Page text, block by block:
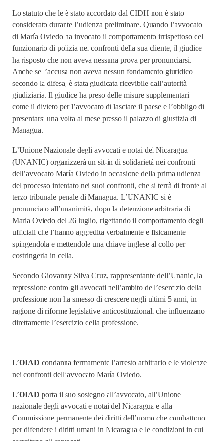
Lo statuto che le è stato accordato dal CIDH non è stato
considerato durante l’udienza preliminare. Quando l’avvocato
di María Oviedo ha invocato il comportamento irrispettoso del
funzionario di polizia nei confronti della sua cliente, il giudice
ha risposto che non aveva nessuna prova per pronunciarsi.
Anche se l’accusa non aveva nessun fondamento giuridico
secondo la difesa, è stata giudicata ricevibile dall’autorità
giudiziaria. Il giudice ha preso delle misure supplementari
come il divieto per l’avvocato di lasciare il paese e l’obbligo di
presentarsi una volta al mese presso il palazzo di giustizia di
Managua.
L’Unione Nazionale degli avvocati e notai del Nicaragua
(UNANIC) organizzerà un sit-in di solidarietà nei confronti
dell’avvocato María Oviedo in occasione della prima udienza
del processo intentato nei suoi confronti, che si terrà di fronte al
terzo tribunale penale di Managua. L’UNANIC si è
pronunciato all’unanimità, dopo la detenzione arbitraria di
Maria Oviedo del 26 luglio, rigettando il comportamento degli
ufficiali che l’hanno aggredita verbalmente e fisicamente
spingendola e mettendole una chiave inglese al collo per
costringerla in cella.
Secondo Giovanny Silva Cruz, rappresentante dell’Unanic, la
repressione contro gli avvocati nell’ambito dell’esercizio della
professione non ha smesso di crescere negli ultimi 5 anni, in
ragione di riforme legislative anticostituzionali che influenzano
direttamente l’esercizio della professione.
L’OIAD condanna fermamente l’arresto arbitrario e le violenze
nei confronti dell’avvocato María Oviedo.
L’OIAD porta il suo sostegno all’avvocato, all’Unione
nazionale degli avvocati e notai del Nicaragua e alla
Commissione permanente dei diritti dell’uomo che combattono
per difendere i diritti umani in Nicaragua e le condizioni in cui